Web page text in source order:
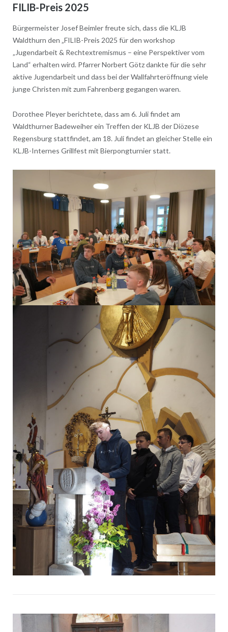
FILIB-Preis 2025
Bürgermeister Josef Beimler freute sich, dass die KLJB
Waldthurn den „FILIB-Preis 2025 für den workshop
„Jugendarbeit & Rechtextremismus – eine Perspektiver vom
Land“ erhalten wird. Pfarrer Norbert Götz dankte für die sehr
aktive Jugendarbeit und dass bei der Wallfahrteröffnung viele
junge Christen mit zum Fahrenberg gegangen waren.
Dorothee Pleyer berichtete, dass am 6. Juli findet am
Waldthurner Badeweiher ein Treffen der KLJB der Diözese
Regensburg stattfindet, am 18. Juli findet an gleicher Stelle ein
KLJB-Internes Grillfest mit Bierpongturnier statt.